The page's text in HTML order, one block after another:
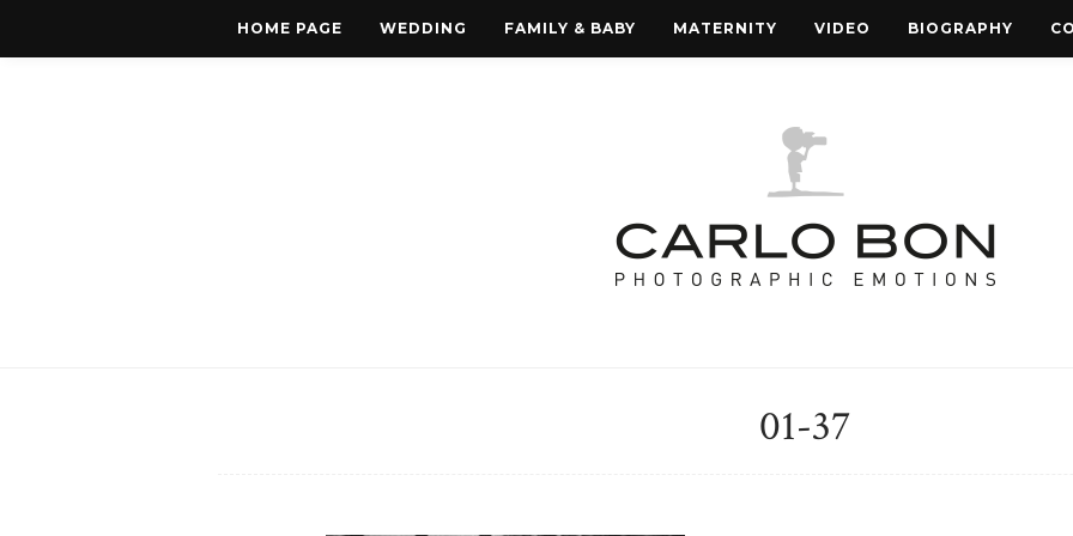
HOME PAGE WEDDING FAMILY & BABY MATERNITY VIDEO BIOGRAPHY
01-37